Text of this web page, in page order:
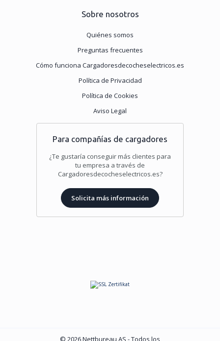
Sobre nosotros
Quiénes somos
Preguntas frecuentes
Cómo funciona Cargadoresdecocheselectricos.es
Política de Privacidad
Política de Cookies
Aviso Legal
Para compañías de cargadores
¿Te gustaría conseguir más clientes para
tu empresa a través de
Cargadoresdecocheselectricos.es?
Solicita más información
© 2026 Nettbureau AS - Todos los